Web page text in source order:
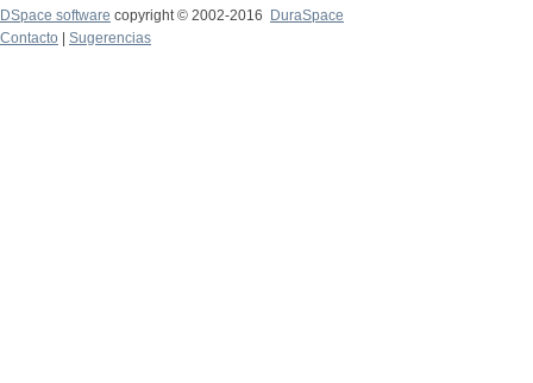
DSpace software copyright © 2002-2016
DuraSpace
Contacto
Sugerencias